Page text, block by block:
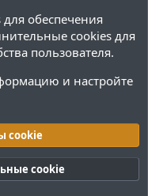
R
для обеспечения
cookies для
пользователя.
и настройте
cookie
cookie